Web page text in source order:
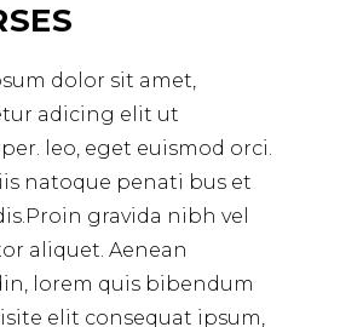
dolor sit amet,
adicing elit ut
leo, eget euismod orci.
natoque penati bus et
gravida nibh vel
aliquet. Aenean
lorem quis bibendum
elit consequat ipsum,